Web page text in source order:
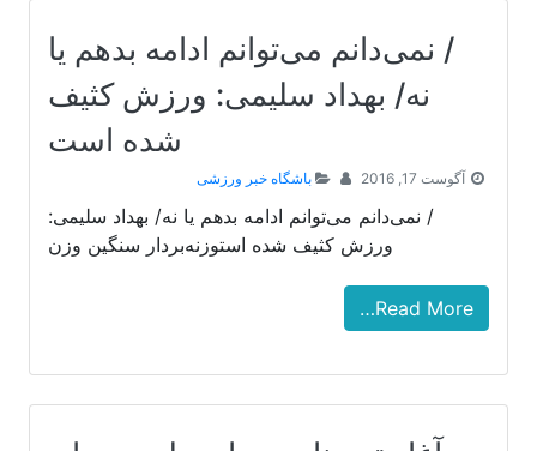
/ نمی‌دانم می‌توانم ادامه بدهم یا
نه/ بهداد سلیمی: ورزش کثیف
شده است
آگوست 17, 2016 باشگاه خبر ورزشی
/ نمی‌دانم می‌توانم ادامه بدهم یا نه/ بهداد سلیمی:
ورزش کثیف شده استوزنه‌بردار سنگین وزن
Read More…